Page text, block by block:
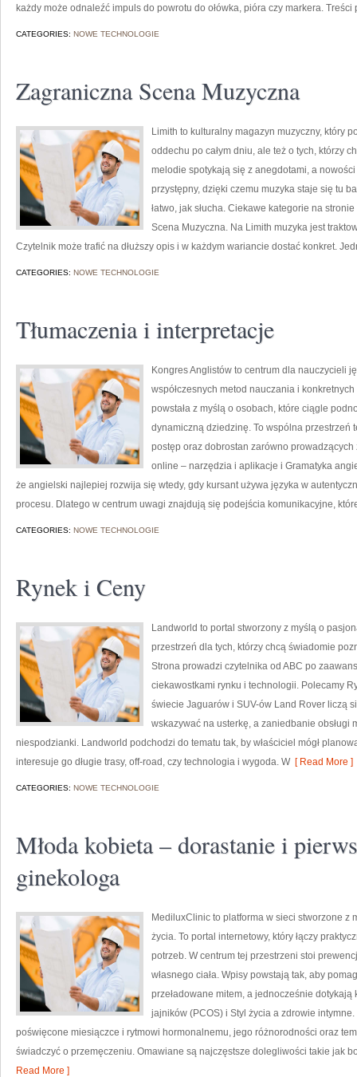
każdy może odnaleźć impuls do powrotu do ołówka, pióra czy markera. Treści
CATEGORIES: NOWE TECHNOLOGIE
Zagraniczna Scena Muzyczna
Limith to kulturalny magazyn muzyczny, który
oddechu po całym dniu, ale też o tych, którzy
melodie spotykają się z anegdotami, a nowości
przystępny, dzięki czemu muzyka staje się tu
łatwo, jak słucha. Ciekawe kategorie na
Scena Muzyczna. Na Limith muzyka jest
Czytelnik może trafić na dłuższy opis i w każdym wariancie dostać konkret.
CATEGORIES: NOWE TECHNOLOGIE
Tłumaczenia i interpretacje
Kongres Anglistów to centrum dla nauczycieli
współczesnych metod nauczania i
powstała z myślą o osobach, które ciągle
dynamiczną dziedzinę. To wspólna
postęp oraz dobrostan zarówno
online – narzędzia i aplikacje i Gramatyka
że angielski najlepiej rozwija się wtedy, gdy kursant używa języka w
procesu. Dlatego w centrum uwagi znajdują się podejścia komunikacyjne,
CATEGORIES: NOWE TECHNOLOGIE
Rynek i Ceny
Landworld to portal stworzony z myślą o
przestrzeń dla tych, którzy chcą świadomie
Strona prowadzi czytelnika od ABC po
ciekawostkami rynku i technologii. Polecamy
świecie Jaguarów i SUV-ów Land Rover liczą
wskazywać na usterkę, a zaniedbanie obsługi
niespodzianki. Landworld podchodzi do tematu tak, by właściciel mógł
interesuje go długie trasy, off-road, czy technologia i wygoda. W [ Read More ]
CATEGORIES: NOWE TECHNOLOGIE
Młoda kobieta – dorastanie i
ginekologa
MediluxClinic to platforma w sieci stworzone z
życia. To portal internetowy, który łączy
potrzeb. W centrum tej przestrzeni stoi
własnego ciała. Wpisy powstają tak, aby
przeładowane mitem, a jednocześnie dotykają
jajników (PCOS) i Styl życia a zdrowie
poświęcone miesiączce i rytmowi hormonalnemu, jego różnorodności oraz
świadczyć o przemęczeniu. Omawiane są najczęstsze dolegliwości takie jak
Read More ]